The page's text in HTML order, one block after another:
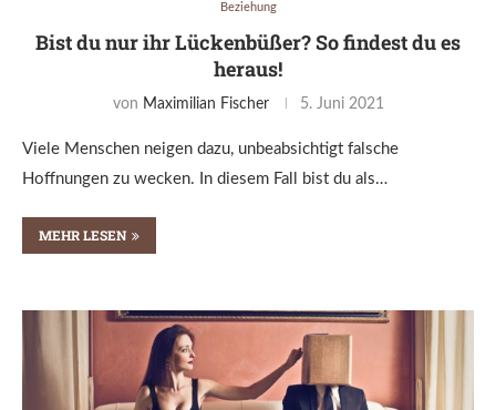
Beziehung
Bist du nur ihr Lückenbüßer? So findest du es
heraus!
von Maximilian Fischer 5. Juni 2021
Viele Menschen neigen dazu, unbeabsichtigt falsche
Hoffnungen zu wecken. In diesem Fall bist du als…
MEHR LESEN